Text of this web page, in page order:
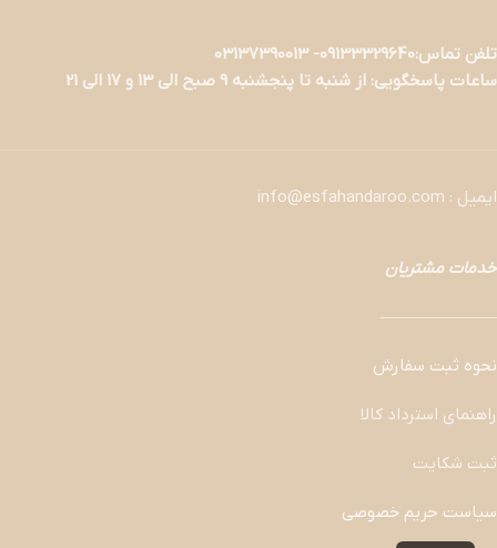
تلفن تماس:09133329640- 03137390013
ساعات پاسخگویی: از شنبه تا پنجشنبه 9 صبح الی 13 و 17 الی 21
ایمیل : info@esfahandaroo.com
خدمات مشتریان
———————
نحوه ثبت سفارش
راهنمای استرداد کالا
ثبت شکایت
سیاست حریم خصوصی